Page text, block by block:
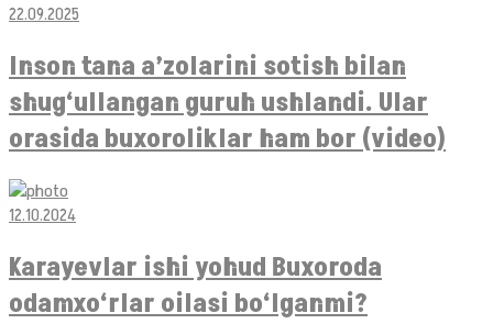
22.09.2025
Inson tana a’zolarini sotish bilan
shug‘ullangan guruh ushlandi. Ular
orasida buxoroliklar ham bor (video)
12.10.2024
Karayevlar ishi yohud Buxoroda
odamxo‘rlar oilasi bo‘lganmi?